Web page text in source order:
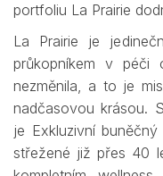
portfoliu La Prairie
La Prairie je
průkopníkem v
nezměnila, a to je
nadčasovou krásou.
je Exkluzivní
střežené již přes 40